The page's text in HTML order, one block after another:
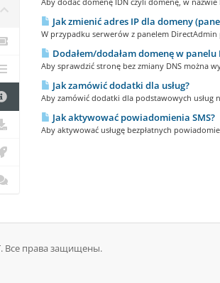
Jak zmienić adres IP dla domeny
W przypadku serwerów z panelem
Dodałem/dodałam domenę w
Aby sprawdzić stronę bez zmiany DNS można
Jak zamówić dodatki dla usług?
Aby zamówić dodatki dla podstawowych usług
Jak aktywować powiadomienia SMS?
Aby aktywować usługę bezpłatnych
Все права защищены.